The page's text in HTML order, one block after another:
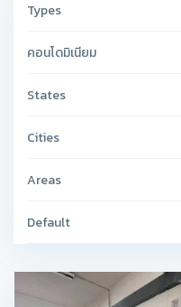
Types
คอนโดมิเนียม
States
Cities
Areas
Default